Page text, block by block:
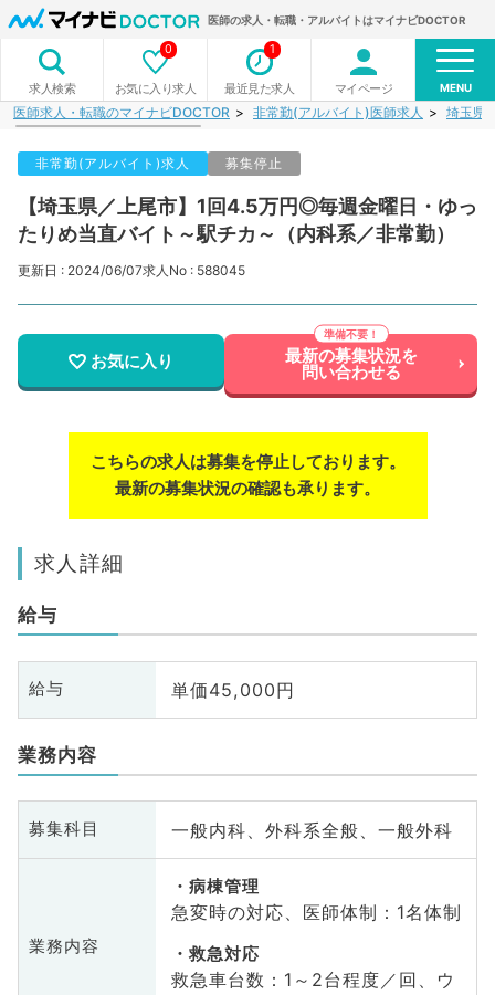
医師の求人・転職・アルバイトはマイナビDOCTOR
求人検索 お気に入り求人
0
最近見た求人
1
マイページ MENU
医師求人・転職のマイナビDOCTOR 非常勤(アルバイト)医師求人 埼玉県
非常勤(アルバイト)求人 募集停止
【埼玉県／上尾市】1回4.5万円◎毎週金曜日・ゆっ
たりめ当直バイト～駅チカ～（内科系／非常勤）
更新日 : 2024/06/07求人No : 588045
お気に入り 最新の募集状況を
問い合わせる
こちらの求人は募集を停止しております。
最新の募集状況の確認も承ります。
求人詳細
給与
給与 単価45,000円
業務内容
募集科目 一般内科、外科系全般、一般外科
業務内容
病棟管理
急変時の対応、医師体制：1名体制
救急対応
救急車台数：1～2台程度／回、ウ